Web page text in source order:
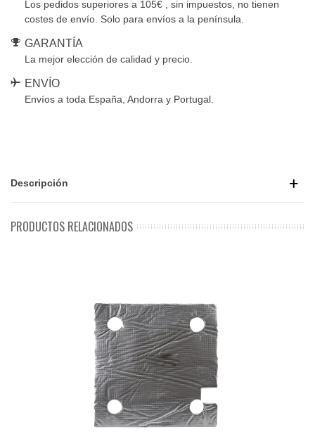
Los pedidos superiores a 105€ , sin impuestos, no tienen
costes de envío. Solo para envíos a la península.
GARANTÍA
La mejor elección de calidad y precio.
ENVÍO
Envíos a toda España, Andorra y Portugal.
Descripción
PRODUCTOS RELACIONADOS